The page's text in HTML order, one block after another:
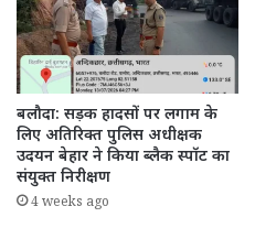
बलौदा: सड़क हादसों पर लगाम के
लिए अतिरिक्त पुलिस अधीक्षक
उदयन बेहार ने किया ब्लैक स्पॉट का
संयुक्त निरीक्षण
4 weeks ago